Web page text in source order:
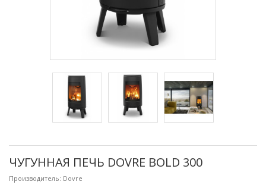
ЧУГУННАЯ ПЕЧЬ DOVRE BOLD 300
Производитель: Dovre